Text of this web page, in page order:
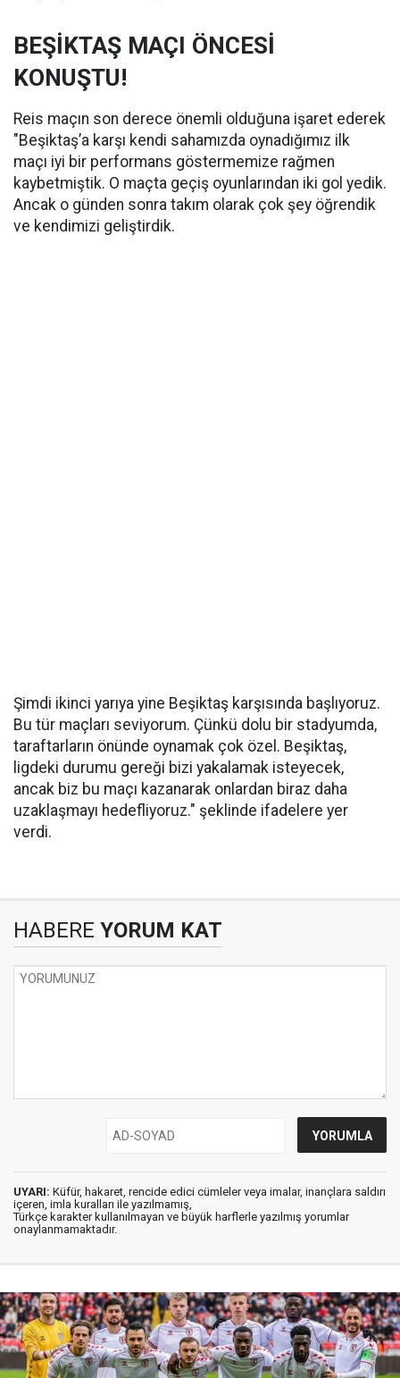
BEŞİKTAŞ MAÇI ÖNCESİ
KONUŞTU!
Reis maçın son derece önemli olduğuna işaret ederek
"Beşiktaş’a karşı kendi sahamızda oynadığımız ilk
maçı iyi bir performans göstermemize rağmen
kaybetmiştik. O maçta geçiş oyunlarından iki gol yedik.
Ancak o günden sonra takım olarak çok şey öğrendik
ve kendimizi geliştirdik.
Şimdi ikinci yarıya yine Beşiktaş karşısında başlıyoruz.
Bu tür maçları seviyorum. Çünkü dolu bir stadyumda,
taraftarların önünde oynamak çok özel. Beşiktaş,
ligdeki durumu gereği bizi yakalamak isteyecek,
ancak biz bu maçı kazanarak onlardan biraz daha
uzaklaşmayı hedefliyoruz." şeklinde ifadelere yer
verdi.
HABERE YORUM KAT
UYARI: Küfür, hakaret, rencide edici cümleler veya imalar, inançlara saldırı
içeren, imla kuralları ile yazılmamış,
Türkçe karakter kullanılmayan ve büyük harflerle yazılmış yorumlar
onaylanmamaktadır.